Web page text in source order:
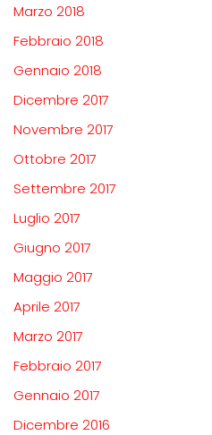
Marzo 2018
Febbraio 2018
Gennaio 2018
Dicembre 2017
Novembre 2017
Ottobre 2017
Settembre 2017
Luglio 2017
Giugno 2017
Maggio 2017
Aprile 2017
Marzo 2017
Febbraio 2017
Gennaio 2017
Dicembre 2016